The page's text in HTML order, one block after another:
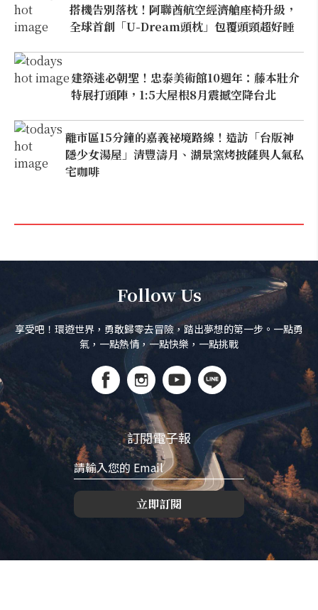
搭機告別落枕！阿聯酋航空經濟艙座椅升級，
全球首創「U-Dream頭枕」包覆頭頸超好睡
建築迷必朝聖！忠泰美術館10週年：藤本壯介
特展打頭陣，1:5大屋根8月震撼空降台北
離市區15分鐘的嘉義祕境路線！造訪「台版神
隱少女湯屋」清豐濤月、湖景窯烤披薩與人氣私
宅咖啡
Follow Us
享受吧！環遊世界，勇敢歸零去冒險，踏出夢想的第一步。一點勇
氣，一點熱情，一點快樂，一點挑戰
訂閱電子報
立即訂閱